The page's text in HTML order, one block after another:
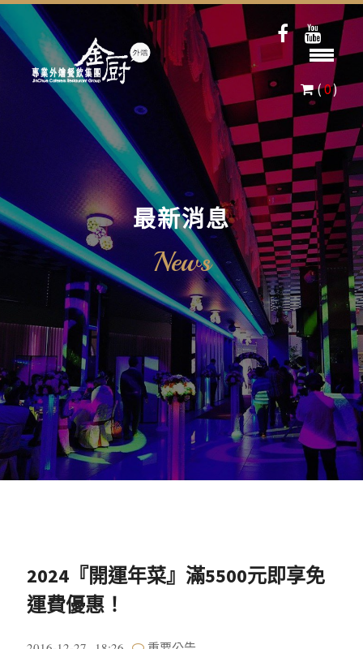
(0)
最新消息
News
2024『開運年菜』滿5500元即享免
運費優惠！